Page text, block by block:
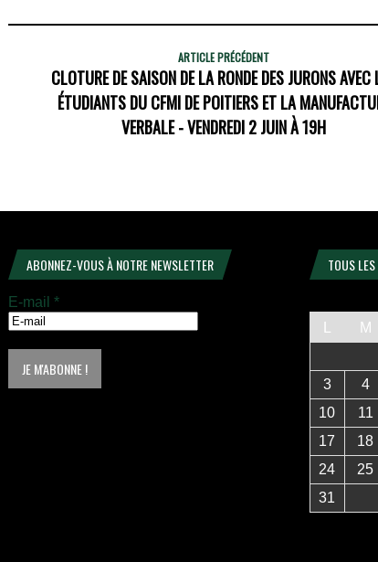
ARTICLE PRÉCÉDENT
CLOTURE DE SAISON DE LA RONDE DES JURONS AVEC
ÉTUDIANTS DU CFMI DE POITIERS ET LA
VERBALE - VENDREDI 2 JUIN À 19H
ABONNEZ-VOUS À NOTRE NEWSLETTER
E-mail *
TOUS
M
3
4
10
11
17
18
24
25
31